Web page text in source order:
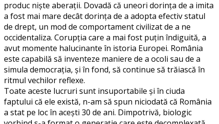
produc niște aberații. Dovadă că uneori dorința de a imita
a fost mai mare decât dorința de a adopta efectiv statul
de drept, un mod de comportament civilizat de a ne
occidentaliza. Corupția care a mai fost puțin îndiguită, a
avut momente halucinante în istoria Europei. România
este capabilă să inventeze maniere de a ocoli sau de a
simula democrația, și în fond, să continue să trăiască în
ritmul vechilor reflexe.
Toate aceste lucruri sunt insuportabile și în ciuda
faptului că ele există, n-am să spun nicio­dată că România
a stat pe loc în acești 30 de ani. Dimpotrivă, biologic